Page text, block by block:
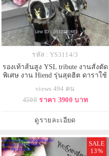
รหัส : YS3114/3
รองเท้าส้นสูง YSL tribute งานสั่งตัด
พิเศษ งาน Hiend รุ่นสุดฮิต ดาราใช้
views 494 คน
4500 ราคา 3900 บาท
ดูรายละเอียด
SALE
13%